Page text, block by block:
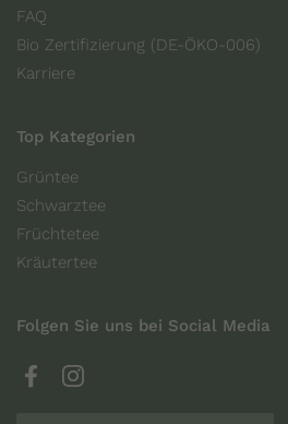
FAQ
Bio Zertifizierung (DE-ÖKO-006)
Karriere
Top Kategorien
Grüntee
Schwarztee
Früchtetee
Kräutertee
Folgen Sie uns bei Social Media
FacebookInstagram